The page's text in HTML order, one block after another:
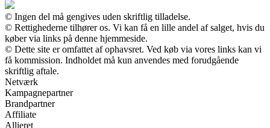
© Ingen del må gengives uden skriftlig tilladelse.
© Rettighederne tilhører os. Vi kan få en lille andel af salget, hvis du
køber via links på denne hjemmeside.
© Dette site er omfattet af ophavsret. Ved køb via vores links kan vi
få kommission. Indholdet må kun anvendes med forudgående
skriftlig aftale.
Netværk
Kampagnepartner
Brandpartner
Affiliate
Allieret